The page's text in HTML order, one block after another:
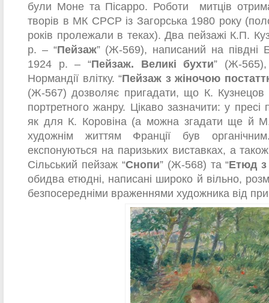
були Моне та Пісарро. Роботи митців
творів в МК СРСР із Загорська 1980 року
років пролежали в теках). Два пейзажі К.П.
р. – “Пейзаж” (Ж-569), написаний на півдні
1924 р. – “Пейзаж. Великі бухти” (Ж-565),
Нормандії влітку. “Пейзаж з жіночою
(Ж-567) дозволяє пригадати, що К. Кузнецов
портретного жанру. Цікаво зазначити: у
як для К. Коровіна (а можна згадати ще й М.
художнім життям Франції був
експонуються на паризьких виставках, а
Сільський пейзаж “Снопи” (Ж-568) та “Етюд
обидва етюдні, написані широко й вільно,
безпосередніми враженнями художника від